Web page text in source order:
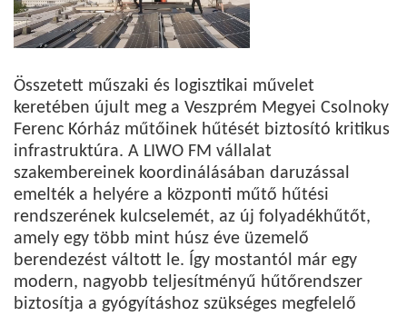
Összetett műszaki és logisztikai művelet
keretében újult meg a Veszprém Megyei Csolnoky
Ferenc Kórház műtőinek hűtését biztosító kritikus
infrastruktúra. A LIWO FM vállalat
szakembereinek koordinálásában daruzással
emelték a helyére a központi műtő hűtési
rendszerének kulcselemét, az új folyadékhűtőt,
amely egy több mint húsz éve üzemelő
berendezést váltott le. Így mostantól már egy
modern, nagyobb teljesítményű hűtőrendszer
biztosítja a gyógyításhoz szükséges megfelelő